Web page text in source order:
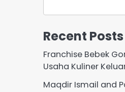
Recent Posts
Franchise Bebek
Usaha Kuliner
Maqdir Ismail and